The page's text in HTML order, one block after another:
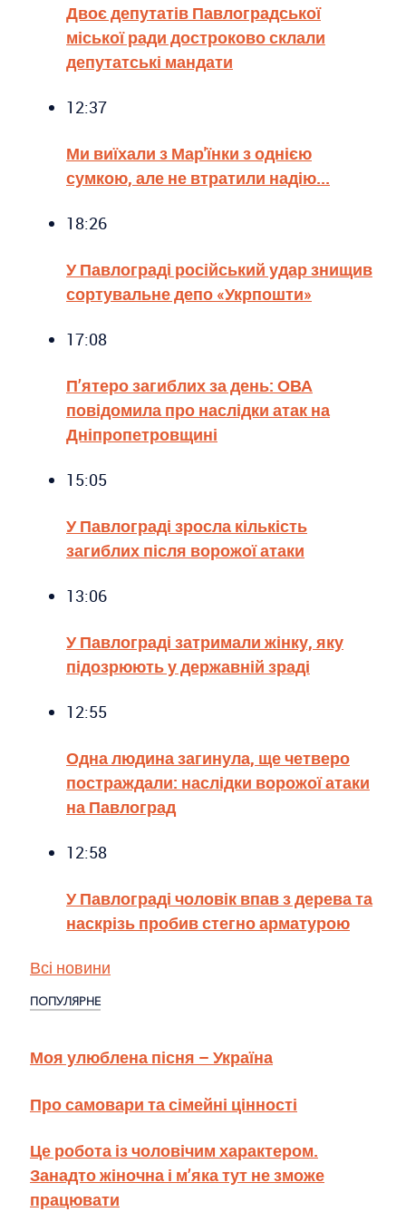
Двоє депутатів Павлоградської
міської ради достроково склали
депутатські мандати
12:37
Ми виїхали з Мар'їнки з однією
сумкою, але не втратили надію...
18:26
У Павлограді російський удар знищив
сортувальне депо «Укрпошти»
17:08
П’ятеро загиблих за день: ОВА
повідомила про наслідки атак на
Дніпропетровщині
15:05
У Павлограді зросла кількість
загиблих після ворожої атаки
13:06
У Павлограді затримали жінку, яку
підозрюють у державній зраді
12:55
Одна людина загинула, ще четверо
постраждали: наслідки ворожої атаки
на Павлоград
12:58
У Павлограді чоловік впав з дерева та
наскрізь пробив стегно арматурою
Всі новини
ПОПУЛЯРНЕ
Моя улюблена пісня – Україна
Про самовари та сімейні цінності
Це робота із чоловічим характером.
Занадто жіночна і м’яка тут не зможе
працювати